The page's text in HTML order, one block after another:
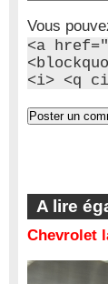
Vous
<a
<i> <q
A lire
Chevrolet